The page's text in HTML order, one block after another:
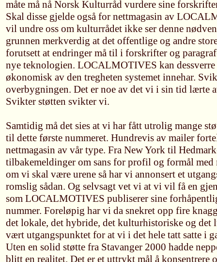
måte må nå Norsk Kulturråd vurdere sine
Skal disse gjelde også for nettmagasin av
vil undre oss om kulturrådet ikke ser denne
grunnen merkverdig at det offentlige og andre
forutsett at endringer må til i forskrifter og
nye teknologien. LOCALMOTIVES kan
økonomisk av den tregheten systemet innehar.
overbygningen. Det er noe av det vi i sin tid lærte
Svikter støtten svikter vi.
Samtidig må det sies at vi har fått utrolig mange
til dette første nummeret. Hundrevis av mailer
nettmagasin av vår type. Fra New York til
tilbakemeldinger om sans for profil og formål med
om vi skal være urene så har vi annonsert et
romslig sådan. Og selvsagt vet vi at vi vil få en
som LOCALMOTIVES publiserer sine
nummer. Foreløpig har vi da snekret opp fire
det lokale, det hybride, det kulturhistoriske og det
vært utgangspunktet for at vi i det hele tatt satte i
Uten en solid støtte fra Stavanger 2000 hadde
blitt en realitet. Det er et uttrykt mål å konsentrere